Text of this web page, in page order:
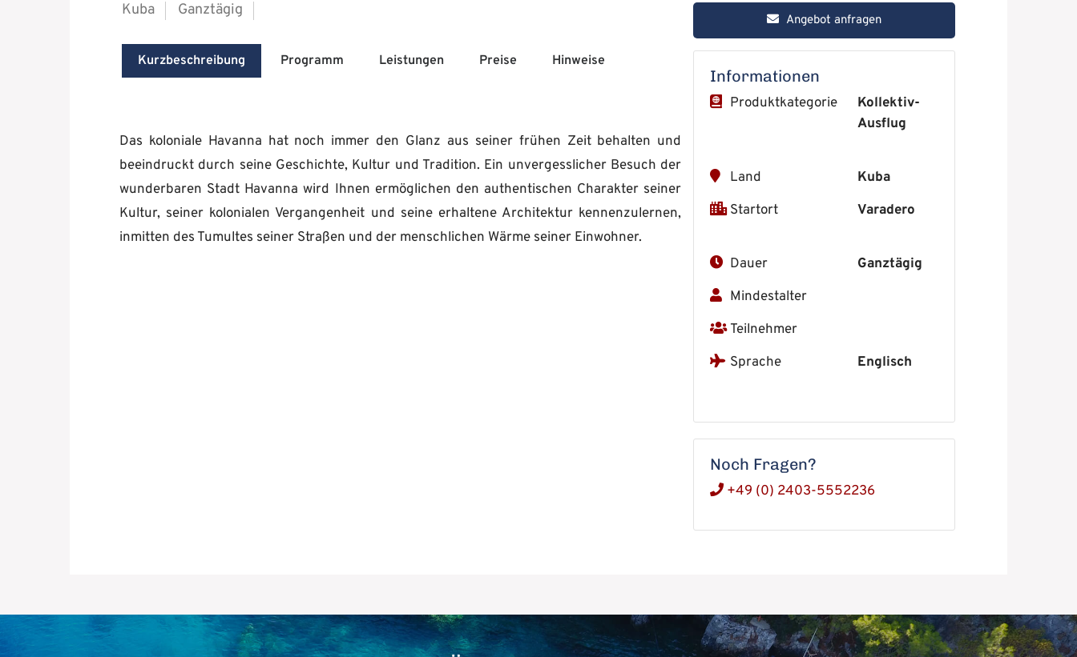
Kuba Ganztägig
Kurzbeschreibung Programm Leistungen Preise Hinweise
Das koloniale Havanna hat noch immer den Glanz aus seiner frühen Zeit behalten und
beeindruckt durch seine Geschichte, Kultur und Tradition. Ein unvergesslicher Besuch der
wunderbaren Stadt Havanna wird Ihnen ermöglichen den authentischen Charakter seiner
Kultur, seiner kolonialen Vergangenheit und seine erhaltene Architektur kennenzulernen,
inmitten des Tumultes seiner Straßen und der menschlichen Wärme seiner Einwohner.
Angebot anfragen
Informationen
Produktkategorie
Kollektiv-
Ausflug
Land
Kuba
Startort
Varadero
Dauer
Ganztägig
Mindestalter
Teilnehmer
Sprache
Englisch
Noch Fragen?
+49 (0) 2403-5552236